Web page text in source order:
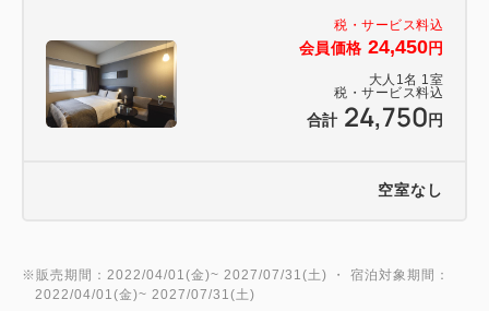
税・サービス料込
会員価格 24,450円
大人 1名 1室
税・サービス料込
合計 24,750 円
空室なし
※販売期間：2022/04/01(金)~ 2027/07/31(土) ・ 宿泊対象期間：
2022/04/01(金)~ 2027/07/31(土)